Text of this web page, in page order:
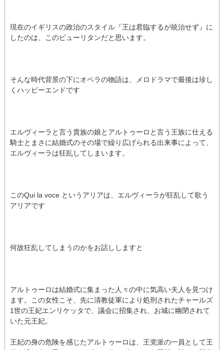
現在のイギリスの政治のスタイル『王は君臨するが統治せず』に
したのは、このピューリタンだと思います。
そんな時代背景の下にオペラの物語は、メロドラマで最後は珍し
くハッピーエンドです
エルヴィーラと言う貴族の娘とアルトゥーロと言う王族に仕える
騎士とまさに結婚式のその場で繰り広げられる出来事によって、
エルヴィーラは狂乱してしまいます。
このQui la voce というアリアは、エルヴィーラが狂乱して歌う
アリアです
何故狂乱してしまうのかをお話ししますと
アルトゥーロは結婚式に集まった人々の中に気高い夫人を見つけ
ます。この女性こそ、先に清教徒軍により処刑されたチャールズ
1世の王妃エンリケッタで、議会に招集され、お城に幽閉されて
いた元王妃。
王妃の身の危険を感じたアルトゥーロは、王党派の一員として王